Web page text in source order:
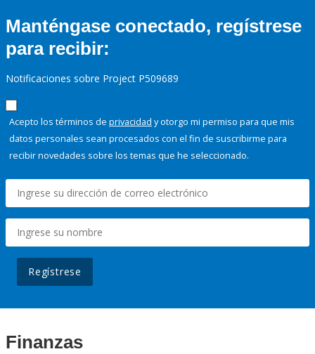
Manténgase conectado, regístrese
para recibir:
Notificaciones sobre Project P509689
Acepto los términos de privacidad y otorgo mi permiso para que mis
datos personales sean procesados con el fin de suscribirme para
recibir novedades sobre los temas que he seleccionado.
Regístrese
Finanzas